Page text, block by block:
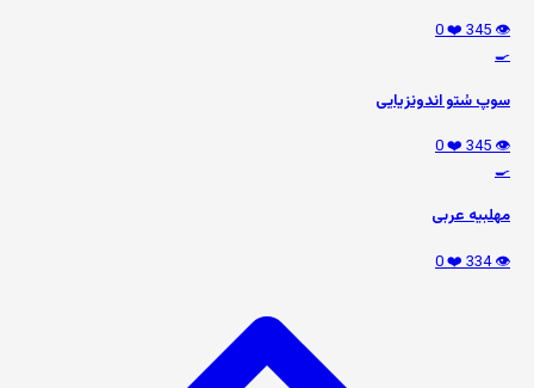
👁️ 345
❤️ 0
🍳
سوپ سُتو اندونزیایی
👁️ 345
❤️ 0
🍳
مهلبیه عربی
👁️ 334
❤️ 0